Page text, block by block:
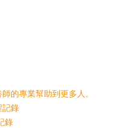
的專業幫助到更多人。
記錄
錄